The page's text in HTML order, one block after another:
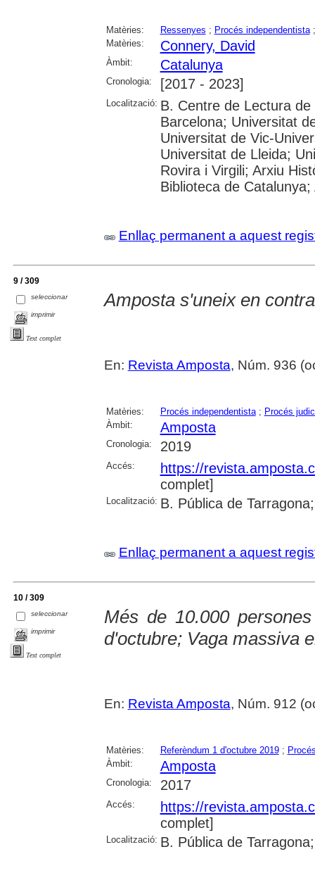
Matèries: Ressenyes ; Procés independentista
Matèries:
Connery, David
Àmbit: Catalunya
Cronologia: [2017 - 2023]
Localització: B. Centre de Lectura
Barcelona; Universitat
Universitat de Vic-
Universitat de Lleida;
Rovira i Virgili; Arxiu
Biblioteca de
Enllaç permanent a aquest
9 / 309
seleccionar
imprimir
Text complet
Amposta s'uneix en
En: Revista Amposta, Núm. 936
Matèries: Procés independentista; Procés
Àmbit:
Amposta
Cronologia: 2019
Accés:
https://
complet]
Localització: B. Pública de
Enllaç permanent a aquest
10 / 309
seleccionar
imprimir
Text complet
Més de 10.000
d'octubre; Vaga massiva
En: Revista Amposta, Núm. 912
Matèries: Referèndum 1 d'octubre 2019;
Àmbit:
Amposta
Cronologia: 2017
Accés:
https://
complet]
Localització: B. Pública de